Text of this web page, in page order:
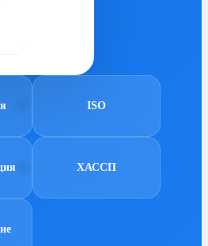
ISO
ХАССП